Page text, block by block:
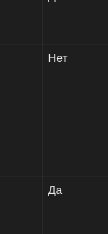
Нет
Да